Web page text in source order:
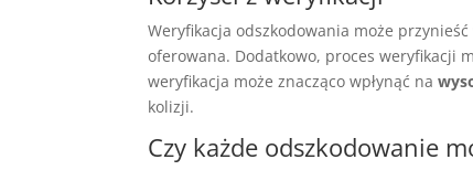
Weryfikacja odszkodowania może
oferowana. Dodatkowo, proces weryfikacji
weryfikacja może znacząco wpłynąć na
kolizji.
Czy każde odszkodowanie